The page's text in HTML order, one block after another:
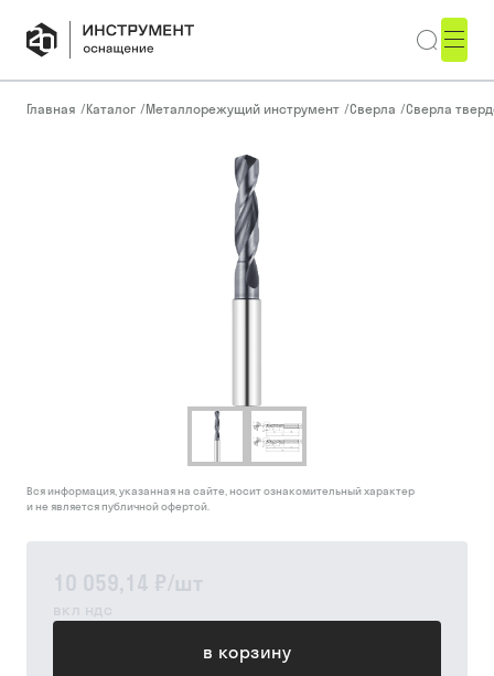
Главная /Каталог /Металлорежущий инструмент /Сверла /Сверла
10 059,14 ₽/шт
вкл ндс
в корзину
Вся информация, указанная на сайте, носит ознакомительный характер
и не является публичной офертой.